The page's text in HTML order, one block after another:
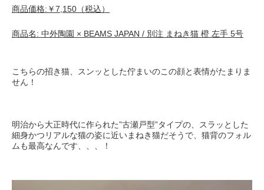
商品価格:￥7,150 （税込）
商品名: 中外陶園 × BEAMS JAPAN / 別注 まねき猫 橙 左手 5号
こちらの招き猫、スンッとした佇まいのこの顔と表情がたまりま
せん！
明治から大正時代に作られた”古瀬戸型”タイプの、スラッとした
細身かつリアルな猫の姿に近いまねき猫だそうで、猫背のフォル
ムも最高なんです、、、！